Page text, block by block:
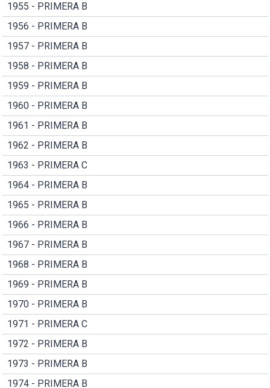
1955 - PRIMERA B
1956 - PRIMERA B
1957 - PRIMERA B
1958 - PRIMERA B
1959 - PRIMERA B
1960 - PRIMERA B
1961 - PRIMERA B
1962 - PRIMERA B
1963 - PRIMERA C
1964 - PRIMERA B
1965 - PRIMERA B
1966 - PRIMERA B
1967 - PRIMERA B
1968 - PRIMERA B
1969 - PRIMERA B
1970 - PRIMERA B
1971 - PRIMERA C
1972 - PRIMERA B
1973 - PRIMERA B
1974 - PRIMERA B